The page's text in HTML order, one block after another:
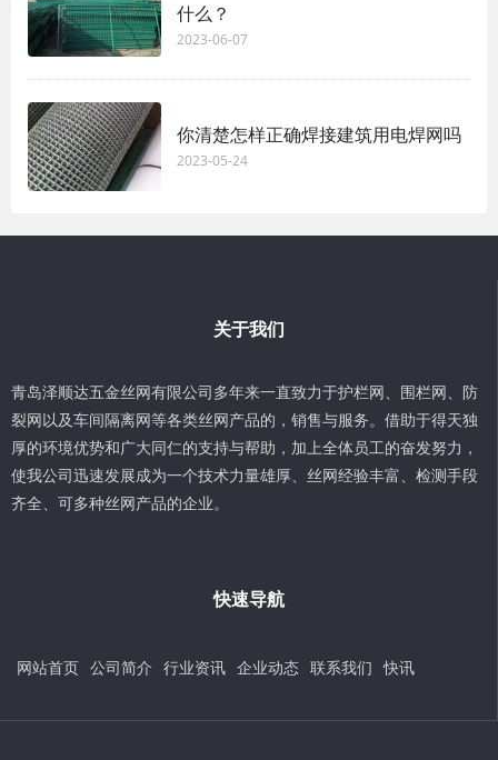
什么？
2023-06-07
你清楚怎样正确焊接建筑用电焊网吗
2023-05-24
关于我们
青岛泽顺达五金丝网有限公司多年来一直致力于护栏网、围栏网、防
裂网以及车间隔离网等各类丝网产品的，销售与服务。借助于得天独
厚的环境优势和广大同仁的支持与帮助，加上全体员工的奋发努力，
使我公司迅速发展成为一个技术力量雄厚、丝网经验丰富、检测手段
齐全、可多种丝网产品的企业。
快速导航
网站首页 公司简介 行业资讯 企业动态 联系我们 快讯